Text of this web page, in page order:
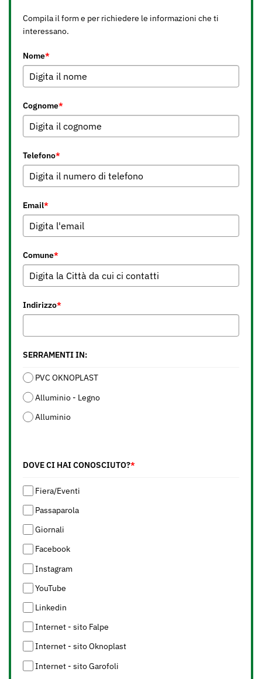
Compila il form e per richiedere le informazioni che ti
interessano.
Nome*
Cognome*
Telefono*
Email*
Comune*
Indirizzo*
SERRAMENTI IN:
PVC OKNOPLAST
Alluminio - Legno
Alluminio
DOVE CI HAI CONOSCIUTO?*
Fiera/Eventi
Passaparola
Giornali
Facebook
Instagram
YouTube
Linkedin
Internet - sito Falpe
Internet - sito Oknoplast
Internet - sito Garofoli